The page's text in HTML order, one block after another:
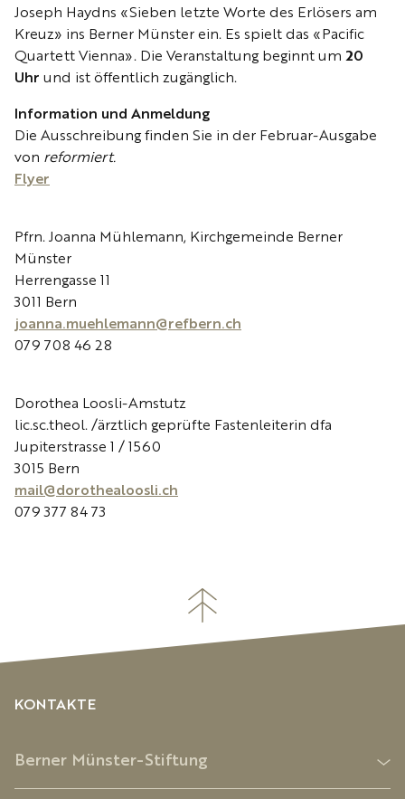
Joseph Haydns «Sieben letzte Worte des Erlösers am
Kreuz» ins Berner Münster ein. Es spielt das «Pacific
Quartett Vienna». Die Veranstaltung beginnt um 20
Uhr und ist öffentlich zugänglich.
Information und Anmeldung
Die Ausschreibung finden Sie in der Februar-Ausgabe
von reformiert.
Flyer
Pfrn. Joanna Mühlemann, Kirchgemeinde Berner
Münster
Herrengasse 11
3011 Bern
joanna.muehlemann@refbern.ch
079 708 46 28
Dorothea Loosli-Amstutz
lic.sc.theol. /ärztlich geprüfte Fastenleiterin dfa
Jupiterstrasse 1 / 1560
3015 Bern
mail@dorothealoosli.ch
079 377 84 73
KONTAKTE
Berner Münster-Stiftung